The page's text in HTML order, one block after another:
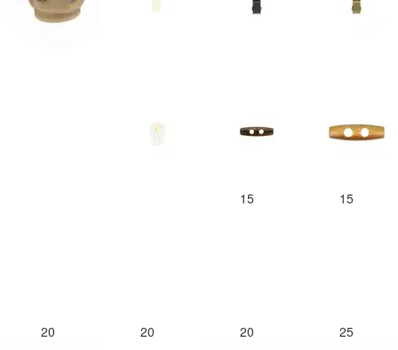
15 15
20 20 20 25